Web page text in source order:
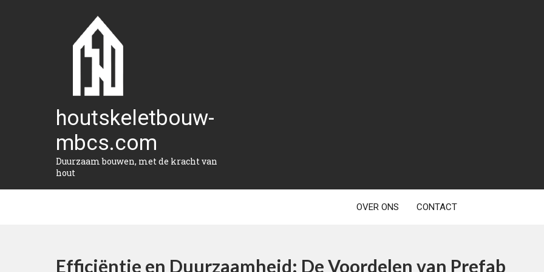
houtskeletbouw-
mbcs.com
Duurzaam bouwen, met de kracht van
hout
OVER ONS CONTACT
Efficiëntie en Duurzaamheid: De Voordelen van Prefab